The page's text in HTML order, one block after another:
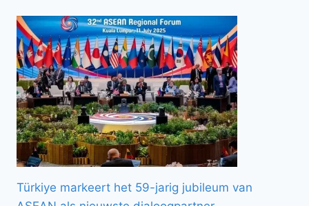
Türkiye markeert het 59-jarig jubileum van